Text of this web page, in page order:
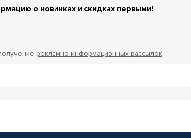
о новинках и скидках первыми!
рекламно-информационных рассылок